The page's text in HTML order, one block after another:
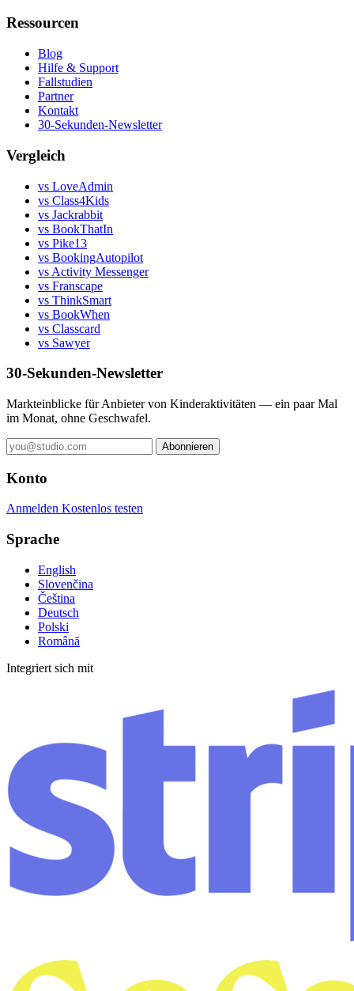
Ressourcen
Blog
Hilfe & Support
Fallstudien
Partner
Kontakt
30-Sekunden-Newsletter
Vergleich
vs LoveAdmin
vs Class4Kids
vs Jackrabbit
vs BookThatIn
vs Pike13
vs BookingAutopilot
vs Activity Messenger
vs Franscape
vs ThinkSmart
vs BookWhen
vs Classcard
vs Sawyer
30-Sekunden-Newsletter
Markteinblicke für Anbieter von Kinderaktivitäten — ein paar Mal
im Monat, ohne Geschwafel.
Abonnieren
Konto
Anmelden Kostenlos testen
Sprache
English
Slovenčina
Čeština
Deutsch
Polski
Română
Integriert sich mit